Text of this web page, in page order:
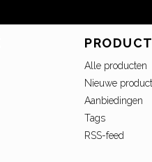
Alle producten
Nieuwe
Aanbiedingen
Tags
RSS-feed